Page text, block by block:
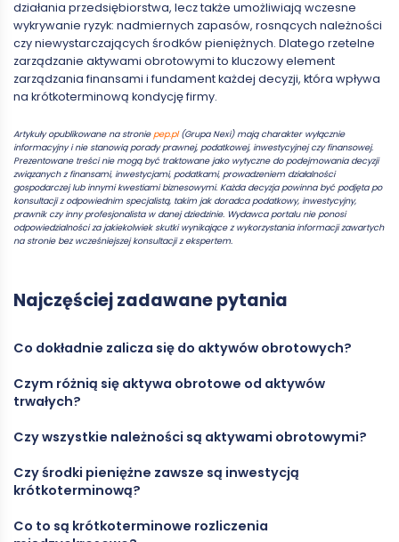
działania przedsiębiorstwa, lecz także umożliwiają wczesne
wykrywanie ryzyk: nadmiernych zapasów, rosnących należności
czy niewystarczających środków pieniężnych. Dlatego rzetelne
zarządzanie aktywami obrotowymi to kluczowy element
zarządzania finansami i fundament każdej decyzji, która wpływa
na krótkoterminową kondycję firmy.
Artykuły opublikowane na stroniepep.pl(Grupa Nexi) mają charakter wyłącznie
informacyjny i nie stanowią porady prawnej, podatkowej, inwestycyjnej czy finansowej.
Prezentowane treści nie mogą być traktowane jako wytyczne do podejmowania decyzji
związanych z finansami, inwestycjami, podatkami, prowadzeniem działalności
gospodarczej lub innymi kwestiami biznesowymi. Każda decyzja powinna być podjęta po
konsultacji z odpowiednim specjalistą, takim jak doradca podatkowy, inwestycyjny,
prawnik czy inny profesjonalista w danej dziedzinie. Wydawca portalu nie ponosi
odpowiedzialności za jakiekolwiek skutki wynikające z wykorzystania informacji zawartych
na stronie bez wcześniejszej konsultacji z ekspertem.
Najczęściej zadawane pytania
Co dokładnie zalicza się do aktywów obrotowych?
Do aktywów obrotowych zaliczamy wszystkie zasoby
przedsiębiorstwa, które zostaną zużyte, sprzedane lub
należności, środki pieniężne, inwestycje krótkoterminowe i
Czym różnią się aktywa obrotowe od aktywów
trwałych?
Aktywa trwałe służą firmie dłużej niż rok, natomiast aktywa
bezpośrednio na bieżącą płynność przedsiębiorstwa.
Czy wszystkie należności są aktywami obrotowymi?
Nie. Aktywami obrotowymi są tylko należności
krótkoterminowe, wymagalne lub spodziewane do zapłaty w
Czy środki pieniężne zawsze są inwestycją
krótkoterminową?
Tak, środki pieniężne w kasie, na rachunkach bankowych oraz
Co to są krótkoterminowe rozliczenia